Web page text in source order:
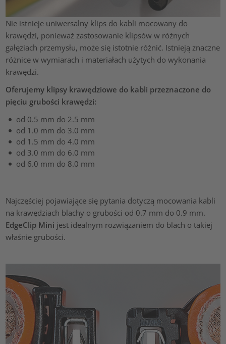
Nie istnieje uniwersalny klips do kabli mocowany do
krawędzi, ponieważ zastosowanie klipsów w różnych
gałęziach przemysłu, może się istotnie różnić. Istnieją znaczne
różnice w wymiarach i materiałach użytych do wykonania
krawędzi.
Oferujemy klipsy krawędziowe do kabli przeznaczone do
pięciu grubości krawędzi:
od 0.5 mm do 2.5 mm
od 1.0 mm do 3.0 mm
od 1.5 mm do 4.0 mm
od 3.0 mm do 6.0 mm
od 6.0 mm do 8.0 mm
Najczęściej pojawiające się pytania dotyczą mocowania kabli
na krawędziach blachy o grubości od 0.7 mm do 0.9 mm.
EdgeClip Mini jest idealnym rozwiązaniem do blach o takiej
właśnie grubości.